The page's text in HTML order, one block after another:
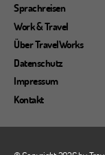
Sprachreisen
Work & Travel
Über TravelWorks
Datenschutz
Impressum
Kontakt